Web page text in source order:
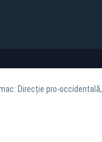
Direcție pro-